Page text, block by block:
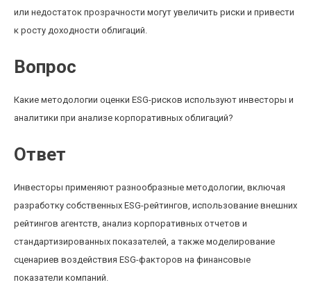
или недостаток прозрачности могут увеличить риски и привести
к росту доходности облигаций.
Вопрос
Какие методологии оценки ESG-рисков используют инвесторы и
аналитики при анализе корпоративных облигаций?
Ответ
Инвесторы применяют разнообразные методологии, включая
разработку собственных ESG-рейтингов, использование внешних
рейтингов агентств, анализ корпоративных отчетов и
стандартизированных показателей, а также моделирование
сценариев воздействия ESG-факторов на финансовые
показатели компаний.